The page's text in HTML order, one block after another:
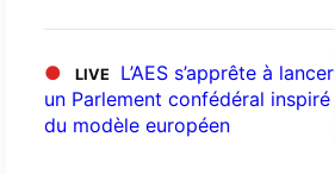
● LIVE
L’AES s’apprête à lancer
un Parlement confédéral inspiré
du modèle européen